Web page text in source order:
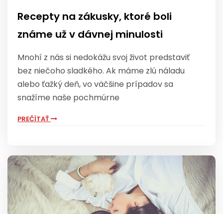
Recepty na zákusky, ktoré boli
známe už v dávnej minulosti
Mnohí z nás si nedokážu svoj život predstaviť
bez niečoho sladkého. Ak máme zlú náladu
alebo ťažký deň, vo väčšine prípadov sa
snažíme naše pochmúrne
PREČÍTAŤ